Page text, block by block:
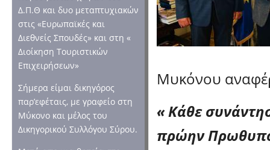
Δ.Π.Θ και δυο μεταπτυχιακών
στις «Ευρωπαϊκές και
Διεθνείς Σπουδές» και στη «
Διοίκηση Τουριστικών
Επιχειρήσεων»
Σήμερα είμαι δικηγόρος
παρ’εφέταις, με γραφείο στη
Μύκονο και μέλος του
Δικηγορικού Συλλόγου Σύρου.
Μυκόνου
« Κάθε
πρώην